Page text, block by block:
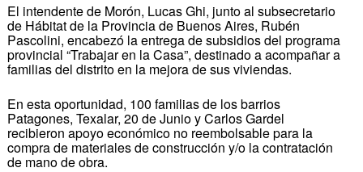
El intendente de Morón, Lucas Ghi, junto al subsecretario
de Hábitat de la Provincia de Buenos Aires, Rubén
Pascolini, encabezó la entrega de subsidios del programa
provincial “Trabajar en la Casa”, destinado a acompañar a
familias del distrito en la mejora de sus viviendas.
En esta oportunidad, 100 familias de los barrios
Patagones, Texalar, 20 de Junio y Carlos Gardel
recibieron apoyo económico no reembolsable para la
compra de materiales de construcción y/o la contratación
de mano de obra.